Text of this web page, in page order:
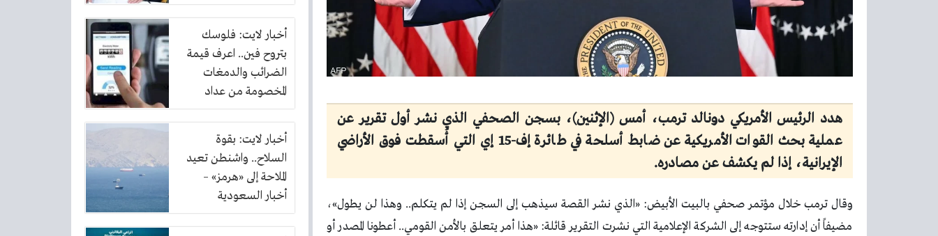
هدد الرئيس الأمريكي دونالد ترمب، أمس (الإثنين)، بسجن الصحفي الذي نشر أول تقرير عن
عملية بحث القوات الأمريكية عن ضابط أسلحة في طائرة إف-15 إي التي أُسقطت فوق الأراضي
الإيرانية، إذا لم يكشف عن مصادره.
وقال ترمب خلال مؤتمر صحفي بالبيت الأبيض: «الذي نشر القصة سيذهب إلى السجن إذا لم يتكلم.. وهذا لن يطول»،
مضيفاً أن إدارته ستتوجه إلى الشركة الإعلامية التي نشرت التقرير قائلة: «هذا أمر يتعلق بالأمن القومي.. أعطونا المصدر أو
أخبار لايت: فلوسك
بتروح فين.. اعرف قيمة
الضرائب والدمغات
المخصومة من عداد
الكهرباء
أخبار لايت: بقوة
السلاح.. واشنطن تعيد
الملاحة إلى «هرمز» –
أخبار السعودية